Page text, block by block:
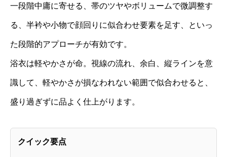
一段階中庸に寄せる、帯のツヤやボリュームで微調整す
る、半衿や小物で顔回りに似合わせ要素を足す、といっ
た段階的アプローチが有効です。
浴衣は軽やかさが命。視線の流れ、余白、縦ラインを意
識して、軽やかさが損なわれない範囲で似合わせると、
盛り過ぎずに品よく仕上がります。
クイック要点